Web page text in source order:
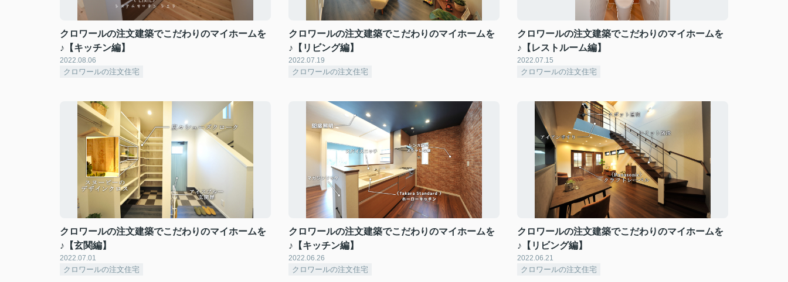
クロワールの注文建築でこだわりのマイホームを
♪【キッチン編】
2022.08.06
クロワールの注文住宅
クロワールの注文建築でこだわりのマイホームを
♪【リビング編】
2022.07.19
クロワールの注文住宅
クロワールの注文建築でこだわりのマイホームを
♪【レストルーム編】
2022.07.15
クロワールの注文住宅
クロワールの注文建築でこだわりのマイホームを
♪【玄関編】
2022.07.01
クロワールの注文住宅
クロワールの注文建築でこだわりのマイホームを
♪【キッチン編】
2022.06.26
クロワールの注文住宅
クロワールの注文建築でこだわりのマイホームを
♪【リビング編】
2022.06.21
クロワールの注文住宅